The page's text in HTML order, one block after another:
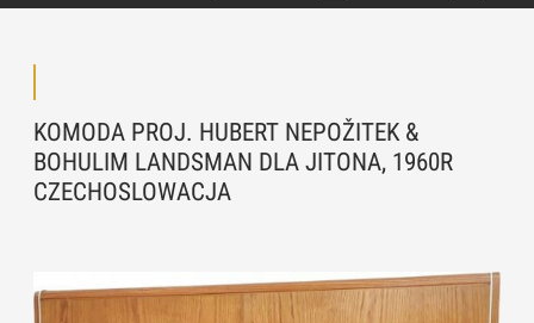
KOMODA PROJ. HUBERT NEPOŽITEK &
BOHULIM LANDSMAN DLA JITONA, 1960R
CZECHOSLOWACJA